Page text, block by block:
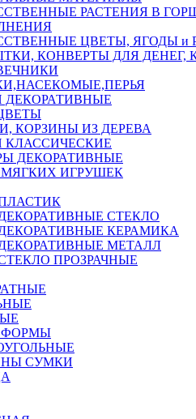
РАСТЕНИЯ В
ЦВЕТЫ, ЯГОДЫ и
КОНВЕРТЫ ДЛЯ ДЕНЕГ,
ДЕКОРАТИВНЫЕ
КОРЗИНЫ ИЗ ДЕРЕВА
КЛАССИЧЕСКИЕ
ДЕКОРАТИВНЫЕ
МЯГКИХ ИГРУШЕК
СТЕКЛО
КЕРАМИКА
МЕТАЛЛ
ПРОЗРАЧНЫЕ
СУМКИ